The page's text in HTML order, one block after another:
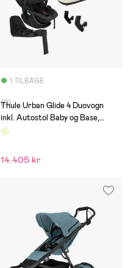
1 TILBAGE
(0)
Thule Urban Glide 4 Duovogn
inkl. Autostol Baby og Base,
Tinted Taupe
14.405 kr